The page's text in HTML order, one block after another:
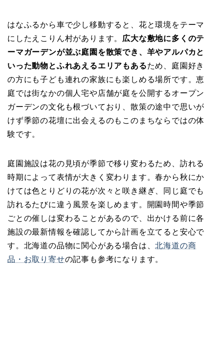
はなふるから車で少し移動すると、花と環境をテーマ
にしたえこりん村があります。 広大な敷地に多くのテ
ーマガーデンが並ぶ庭園を散策でき、羊やアルパカと
いった動物とふれあえるエリアもあるため、庭園好き
の方にも子ども連れの家族にも楽しめる場所です。恵
庭では街なかの個人宅や店舗が庭を公開するオープン
ガーデンの文化も根づいており、散策の途中で思いが
けず季節の花壇に出会えるのもこのまちならではの体
験です。
庭園施設は花の見頃が季節で移り変わるため、訪れる
時期によって表情が大きく変わります。春から秋にか
けては色とりどりの花が次々と咲き継ぎ、同じ庭でも
訪れるたびに違う風景を楽しめます。開園時間や季節
ごとの催しは変わることがあるので、出かける前に各
施設の最新情報を確認してから計画を立てると安心で
す。北海道の品物に関心がある場合は、北海道の商
品・お取り寄せの記事も参考になります。